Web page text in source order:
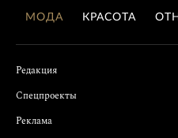
МОДА КРАСОТА
Редакция
Спецпроекты
Реклама